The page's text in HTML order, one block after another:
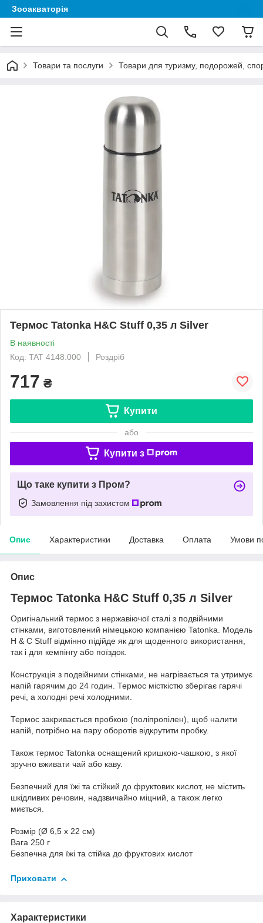
Зооакваторія
Товари та послуги Товари для туризму, подорожей,
Термос Tatonka H&C Stuff 0,35 л Silver
В наявності
Код: TAT 4148.000
Роздріб
717 ₴
Купити
або
Купити з
Що таке купити з Пром?
Замовлення під захистом
Опис Характеристики Доставка Оплата Умови
Опис
Термос Tatonka H&C Stuff 0,35 л Silver
Оригінальний термос з нержавіючої сталі з подвійними
стінками, виготовлений німецькою компанією Tatonka. Модель
H & C Stuff відмінно підійде як для щоденного використання,
так і для кемпінгу або поїздок.
Конструкція з подвійними стінками, не нагрівається та утримує
напій гарячим до 24 годин. Термос місткістю зберігає гарячі
речі, а холодні речі холодними.
Термос закривається пробкою (поліпропілен), щоб налити
напій, потрібно на пару оборотів відкрутити пробку.
Також термос Tatonka оснащений кришкою-чашкою, з якої
зручно вживати чай або каву.
Безпечний для їжі та стійкий до фруктових кислот, не містить
шкідливих речовин, надзвичайно міцний, а також легко
миється.
Розмір (Ø 6,5 x 22 см)
Вага 250 г
Безпечна для їжі та стійка до фруктових кислот
Приховати
Характеристики